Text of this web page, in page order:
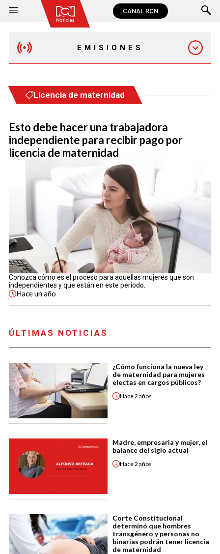
CANAL RCN
EMISIONES
EMISIÓN 7:00 PM
EMISIÓN 11:30 PM
Licencia de maternidad
Esto debe hacer una trabajadora
independiente para recibir pago por
licencia de maternidad
Conozca cómo es el proceso para aquellas mujeres que son
independientes y que están en este periodo.
Haceun año
ÚLTIMAS NOTICIAS
¿Cómo funciona la nueva ley
de maternidad para mujeres
electas en cargos públicos?
Hace2 años
Madre, empresaria y mujer, el
balance del siglo actual
Hace2 años
Corte Constitucional
determinó que hombres
transgénero y personas no
binarias podrán tener licencia
de maternidad